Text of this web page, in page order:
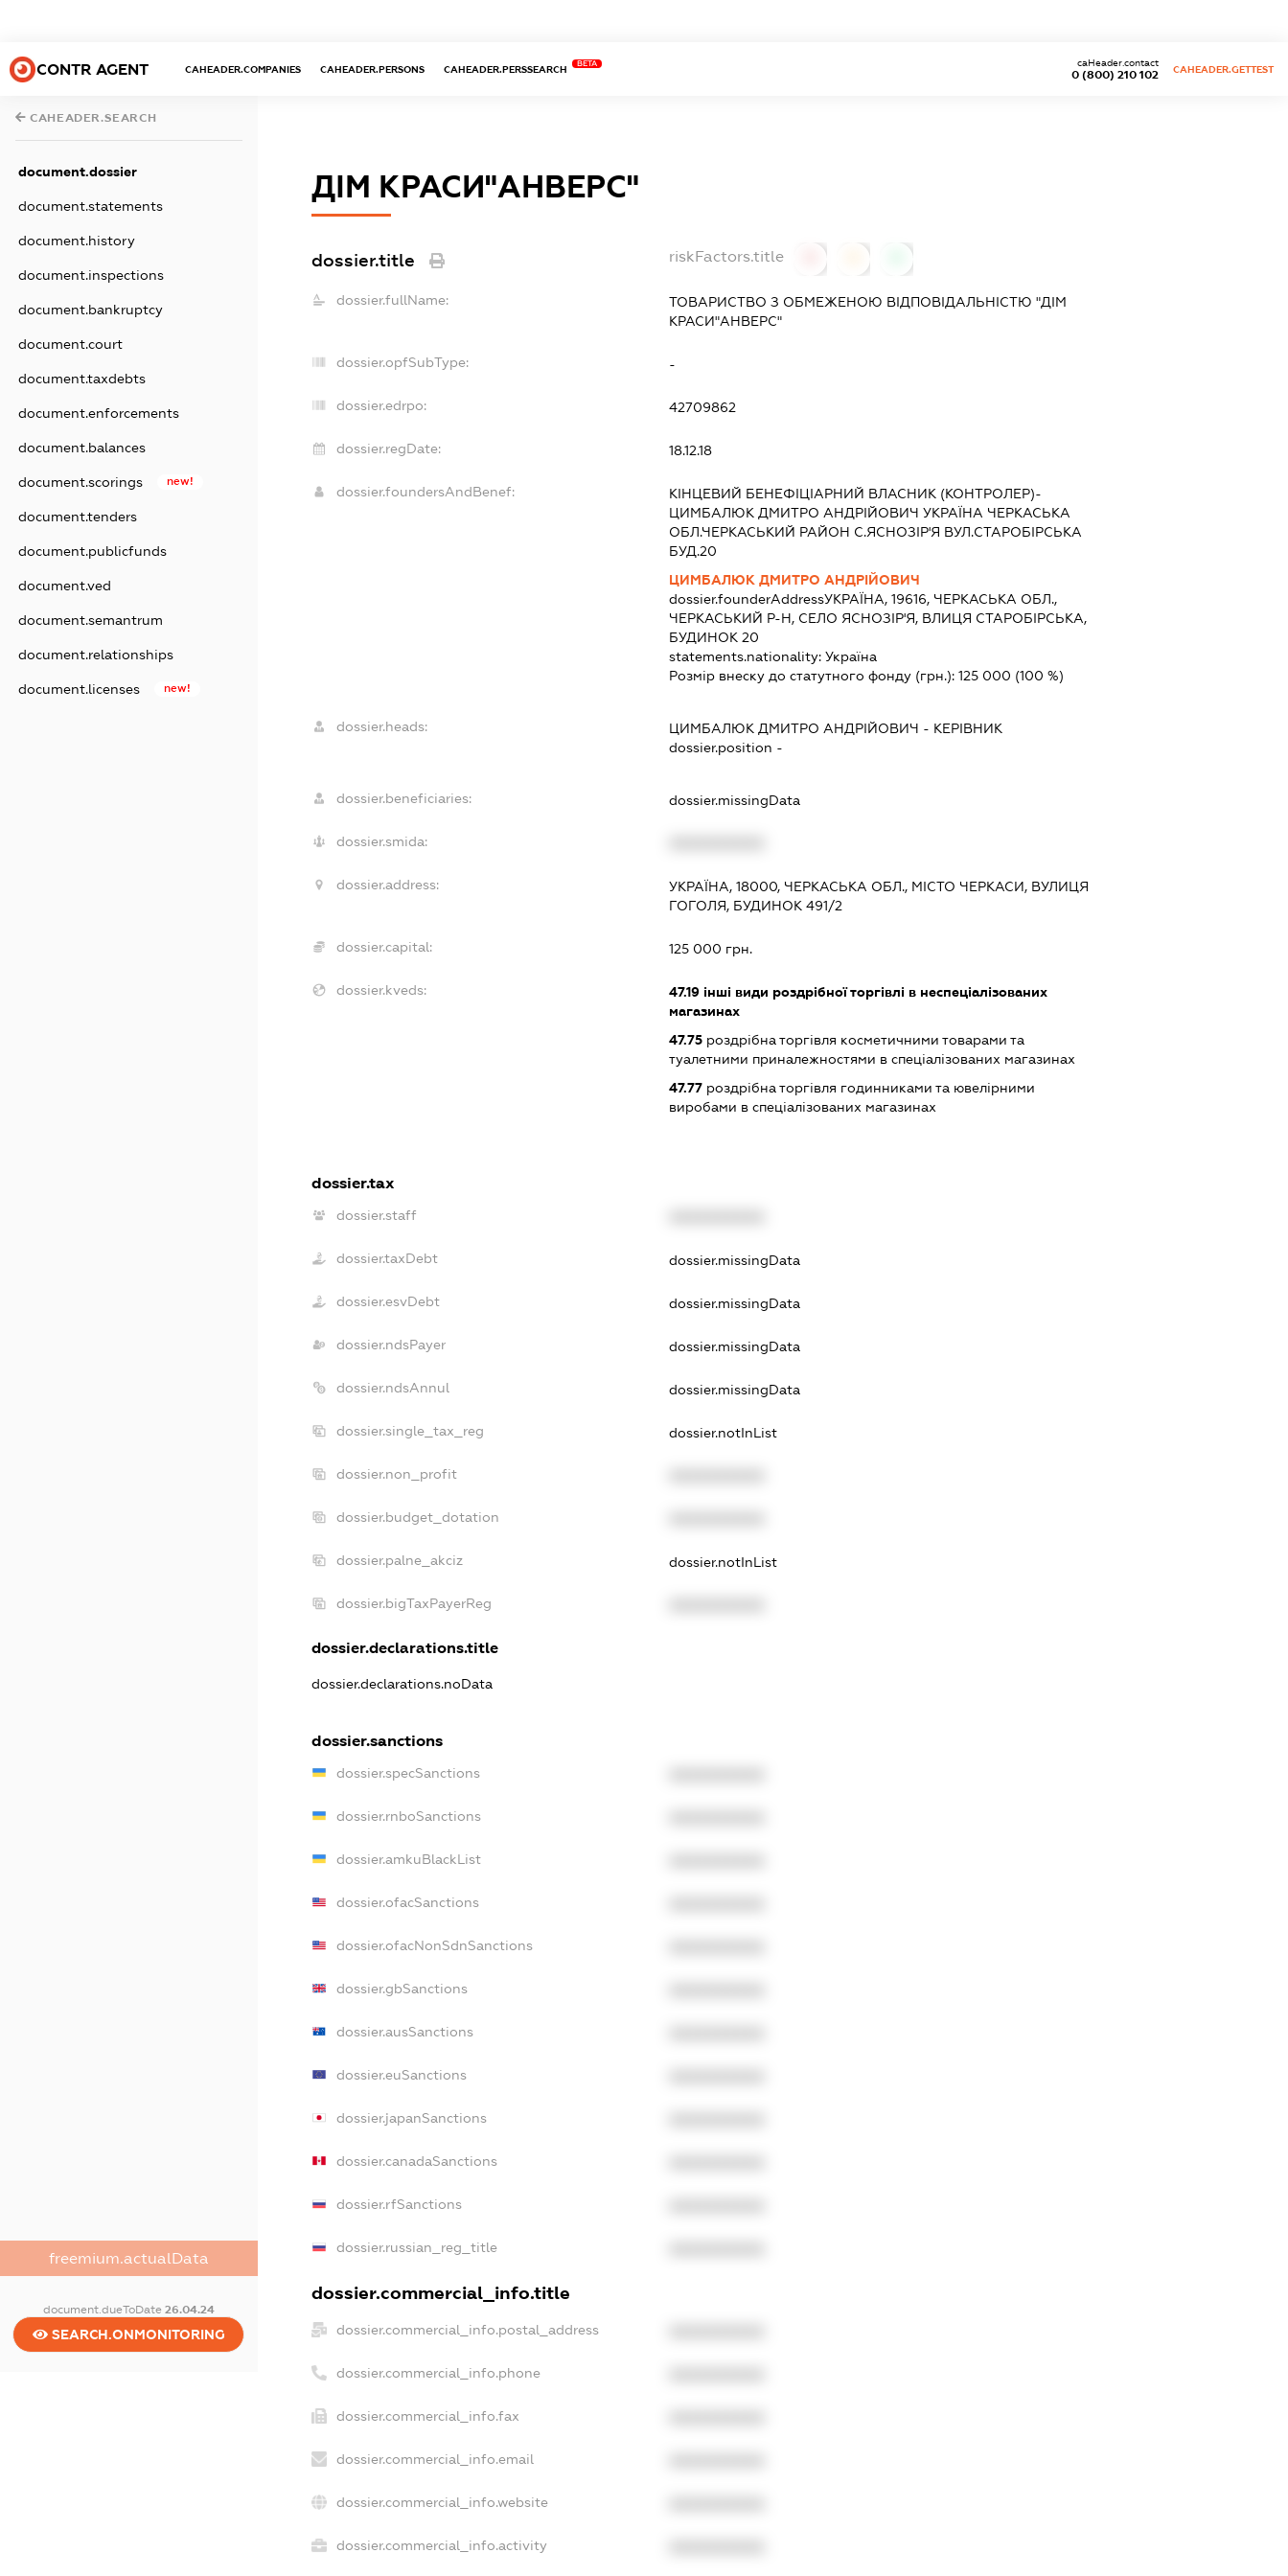
CONTR AGENT CAHEADER.COMPANIES CAHEADER.PERSONS CAHEADER.PERSSEARCH
BETA
0 (800) 210 102
caHeader.contact
CAHEADER.GETTEST
CAHEADER.SEARCH
document.dossier
document.statements
document.history
document.inspections
document.bankruptcy
document.court
document.taxdebts
document.enforcements
document.balances
document.scorings new!
document.tenders
document.publicfunds
document.ved
document.semantrum
document.relationships
document.licenses new!
freemium.actualData
document.dueToDate 26.04.24
SEARCH.ONMONITORING
ДІМ КРАСИ"АНВЕРС"
dossier.title riskFactors.title
dossier.fullName:
ТОВАРИСТВО З ОБМЕЖЕНОЮ ВІДПОВІДАЛЬНІСТЮ "ДІМ
КРАСИ"АНВЕРС"
dossier.opfSubType: -
dossier.edrpo: 42709862
dossier.regDate: 18.12.18
dossier.foundersAndBenef:
КІНЦЕВИЙ БЕНЕФІЦІАРНИЙ ВЛАСНИК (КОНТРОЛЕР)-
ЦИМБАЛЮК ДМИТРО АНДРІЙОВИЧ УКРАЇНА ЧЕРКАСЬКА
ОБЛ.ЧЕРКАСЬКИЙ РАЙОН С.ЯСНОЗІР'Я ВУЛ.СТАРОБІРСЬКА
БУД.20
ЦИМБАЛЮК ДМИТРО АНДРІЙОВИЧ
dossier.founderAddressУКРАЇНА, 19616, ЧЕРКАСЬКА ОБЛ.,
ЧЕРКАСЬКИЙ Р-Н, СЕЛО ЯСНОЗІР'Я, ВЛИЦЯ СТАРОБІРСЬКА,
БУДИНОК 20
statements.nationality: Україна
Розмір внеску до статутного фонду (грн.): 125 000 (100 %)
dossier.heads: ЦИМБАЛЮК ДМИТРО АНДРІЙОВИЧ - КЕРІВНИК
dossier.position -
dossier.beneficiaries: dossier.missingData
dossier.smida:
dossier.address:
УКРАЇНА, 18000, ЧЕРКАСЬКА ОБЛ., МІСТО ЧЕРКАСИ, ВУЛИЦЯ
ГОГОЛЯ, БУДИНОК 491/2
dossier.capital: 125 000 грн.
dossier.kveds: 47.19інші види роздрібної торгівлі в неспеціалізованих
магазинах
47.75роздрібна торгівля косметичними товарами та
туалетними приналежностями в спеціалізованих магазинах
47.77роздрібна торгівля годинниками та ювелірними
виробами в спеціалізованих магазинах
dossier.tax
dossier.staff
dossier.taxDebt dossier.missingData
dossier.esvDebt dossier.missingData
dossier.ndsPayer dossier.missingData
dossier.ndsAnnul dossier.missingData
dossier.single_tax_reg dossier.notInList
dossier.non_profit
dossier.budget_dotation
dossier.palne_akciz dossier.notInList
dossier.bigTaxPayerReg
dossier.declarations.title
dossier.declarations.noData
dossier.sanctions
dossier.specSanctions
dossier.rnboSanctions
dossier.amkuBlackList
dossier.ofacSanctions
dossier.ofacNonSdnSanctions
dossier.gbSanctions
dossier.ausSanctions
dossier.euSanctions
dossier.japanSanctions
dossier.canadaSanctions
dossier.rfSanctions
dossier.russian_reg_title
dossier.commercial_info.title
dossier.commercial_info.postal_address
dossier.commercial_info.phone
dossier.commercial_info.fax
dossier.commercial_info.email
dossier.commercial_info.website
dossier.commercial_info.activity